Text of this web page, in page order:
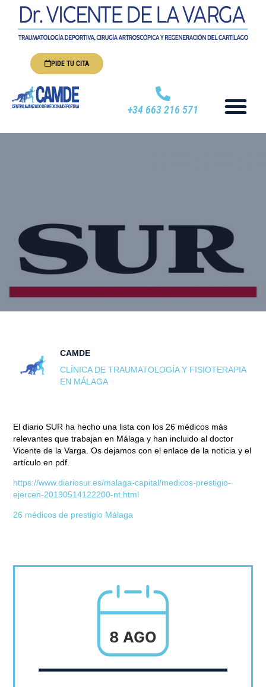
PIDE TU CITA
+34 663 216 571
CAMDE
CLÍNICA DE TRAUMATOLOGÍA Y FISIOTERAPIA
EN MÁLAGA
El diario SUR ha hecho una lista con los 26 médicos más
relevantes que trabajan en Málaga y han incluido al doctor
Vicente de la Varga. Os dejamos con el enlace de la noticia y el
artículo en pdf.
https://www.diariosur.es/malaga-capital/medicos-prestigio-
ejercen-20190514122200-nt.html
26 médicos de prestigio Málaga
8 AGO